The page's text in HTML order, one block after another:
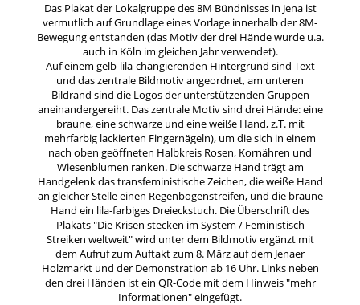
Das Plakat der Lokalgruppe des 8M Bündnisses in Jena ist
vermutlich auf Grundlage eines Vorlage innerhalb der 8M-
Bewegung entstanden (das Motiv der drei Hände wurde u.a.
auch in Köln im gleichen Jahr verwendet).
Auf einem gelb-lila-changierenden Hintergrund sind Text
und das zentrale Bildmotiv angeordnet, am unteren
Bildrand sind die Logos der unterstützenden Gruppen
aneinandergereiht. Das zentrale Motiv sind drei Hände: eine
braune, eine schwarze und eine weiße Hand, z.T. mit
mehrfarbig lackierten Fingernägeln), um die sich in einem
nach oben geöffneten Halbkreis Rosen, Kornähren und
Wiesenblumen ranken. Die schwarze Hand trägt am
Handgelenk das transfeministische Zeichen, die weiße Hand
an gleicher Stelle einen Regenbogenstreifen, und die braune
Hand ein lila-farbiges Dreieckstuch. Die Überschrift des
Plakats "Die Krisen stecken im System / Feministisch
Streiken weltweit" wird unter dem Bildmotiv ergänzt mit
dem Aufruf zum Auftakt zum 8. März auf dem Jenaer
Holzmarkt und der Demonstration ab 16 Uhr. Links neben
den drei Händen ist ein QR-Code mit dem Hinweis "mehr
Informationen" eingefügt.